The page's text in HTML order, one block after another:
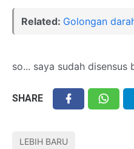
Related: Golongan
so... saya sudah disensus
SHARE
LEBIH BARU